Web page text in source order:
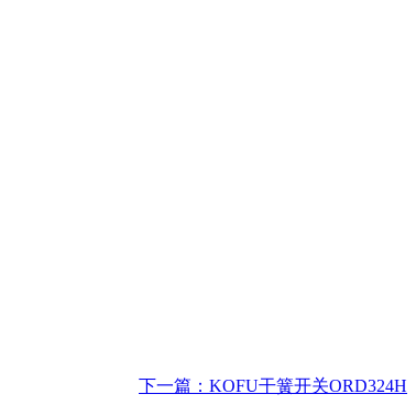
下一篇：KOFU干簧开关ORD324H